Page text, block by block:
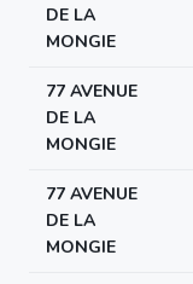
DE LA
MONGIE
77 AVENUE
DE LA
MONGIE
77 AVENUE
DE LA
MONGIE